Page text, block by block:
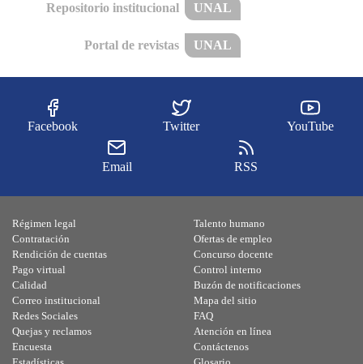
Repositorio institucional UNAL
Portal de revistas UNAL
Facebook Twitter YouTube
Email RSS
Régimen legal
Contratación
Rendición de cuentas
Pago virtual
Calidad
Talento humano
Ofertas de empleo
Concurso docente
Control interno
Buzón de notificaciones
Correo institucional
Redes Sociales
Quejas y reclamos
Encuesta
Mapa del sitio
FAQ
Atención en línea
Contáctenos